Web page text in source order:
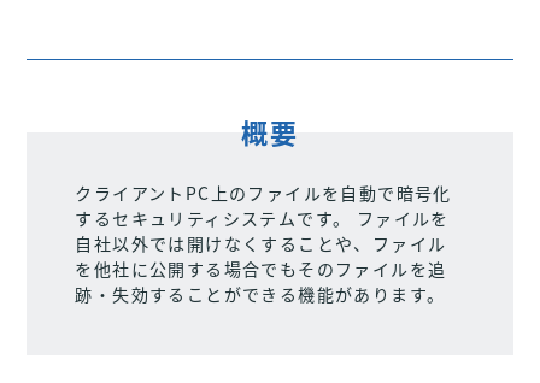
概要
クライアントPC上のファイルを自動で暗号化
するセキュリティシステムです。 ファイルを
自社以外では開けなくすることや、ファイル
を他社に公開する場合でもそのファイルを追
跡・失効することができる機能があります。